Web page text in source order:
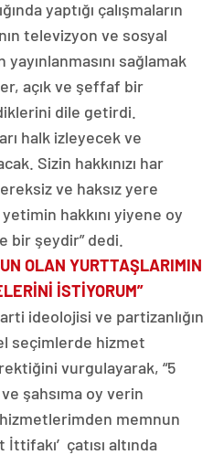
yaptığı çalışmaların
televizyon ve sosyal
sağlamak
açık ve şeffaf bir
dile getirdi.
halk izleyecek ve
Sizin hakkınızı har
ve haksız yere
hakkını yiyene oy
bir şeydir” dedi.
OLAN YURTTAŞLARIMIN
İSTİYORUM”
ideolojisi ve partizanlığın
seçimlerde hizmet
vurgulayarak, “5
ve şahsıma oy verin
memnun
çatısı altında